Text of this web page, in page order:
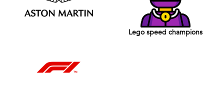
Lego speed champions